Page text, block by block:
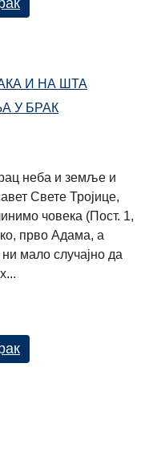
И НА ШТА
У БРАК
неба и земље и
Свете Тројице,
човека (Пост. 1,
прво Адама, а
мало случајно да